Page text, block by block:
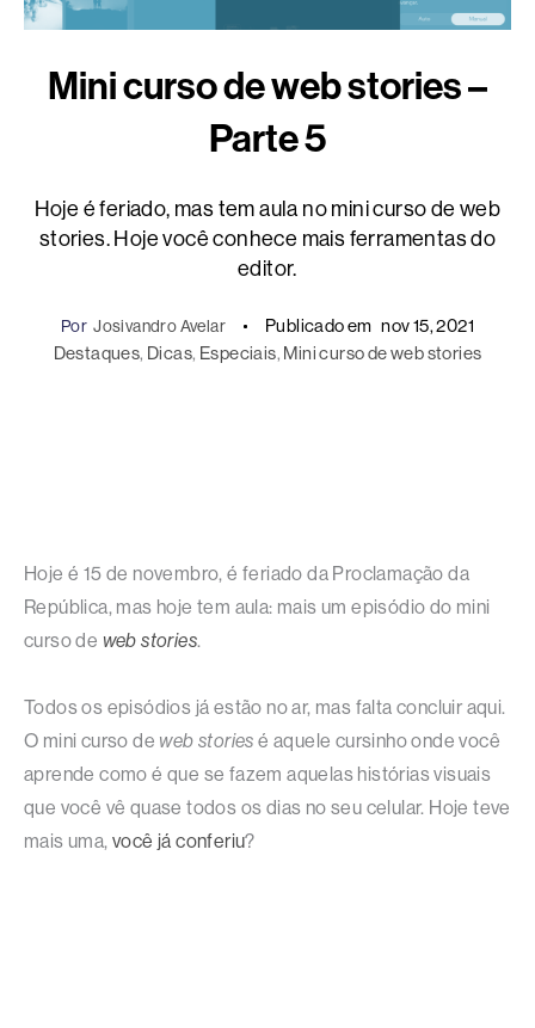
Mini curso de web stories –
Parte 5
Hoje é feriado, mas tem aula no mini curso de web
stories. Hoje você conhece mais ferramentas do
editor.
Por Josivandro Avelar Publicado em nov 15, 2021
Destaques, Dicas, Especiais, Mini curso de web stories
Hoje é 15 de novembro, é feriado da Proclamação da
República, mas hoje tem aula: mais um episódio do mini
curso de web stories.
Todos os episódios já estão no ar, mas falta concluir aqui.
O mini curso de web stories é aquele cursinho onde você
aprende como é que se fazem aquelas histórias visuais
que você vê quase todos os dias no seu celular. Hoje teve
mais uma,você já conferiu?